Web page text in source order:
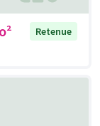
Retenue